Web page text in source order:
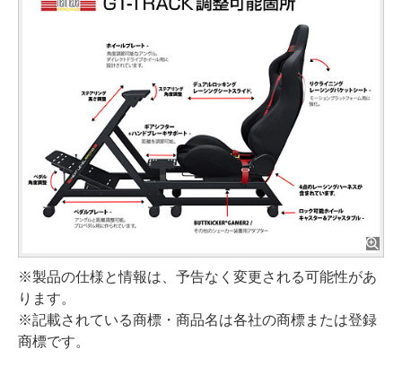
※製品の仕様と情報は、予告なく変更される可能性があ
ります。
※記載されている商標・商品名は各社の商標または登録
商標です。